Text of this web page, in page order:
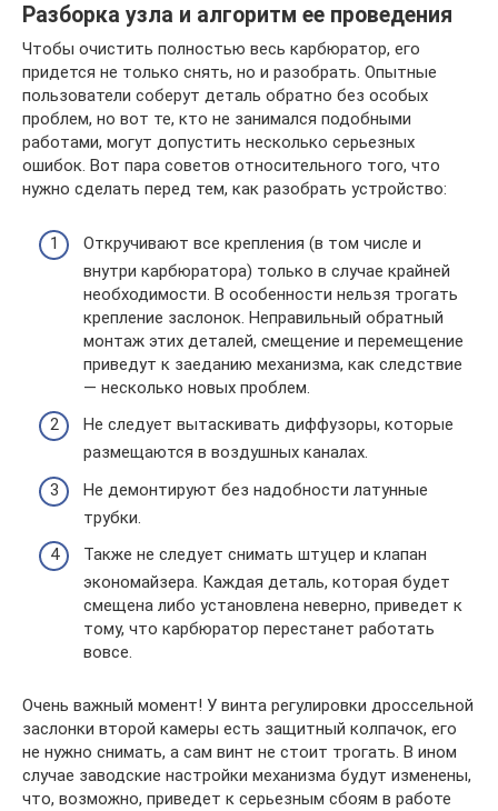
Разборка узла и алгоритм ее проведения
Чтобы очистить полностью весь карбюратор, его
придется не только снять, но и разобрать. Опытные
пользователи соберут деталь обратно без особых
проблем, но вот те, кто не занимался подобными
работами, могут допустить несколько серьезных
ошибок. Вот пара советов относительного того, что
нужно сделать перед тем, как разобрать устройство:
Откручивают все крепления (в том числе и
внутри карбюратора) только в случае крайней
необходимости. В особенности нельзя трогать
крепление заслонок. Неправильный обратный
монтаж этих деталей, смещение и перемещение
приведут к заеданию механизма, как следствие
— несколько новых проблем.
Не следует вытаскивать диффузоры, которые
размещаются в воздушных каналах.
Не демонтируют без надобности латунные
трубки.
Также не следует снимать штуцер и клапан
экономайзера. Каждая деталь, которая будет
смещена либо установлена неверно, приведет к
тому, что карбюратор перестанет работать
вовсе.
Очень важный момент! У винта регулировки дроссельной
заслонки второй камеры есть защитный колпачок, его
не нужно снимать, а сам винт не стоит трогать. В ином
случае заводские настройки механизма будут изменены,
что, возможно, приведет к серьезным сбоям в работе